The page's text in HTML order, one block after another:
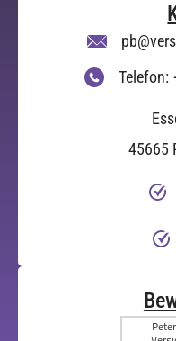
Telefon:
45665